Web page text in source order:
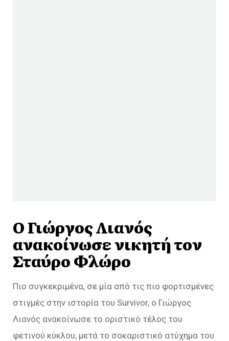
Ο Γιώργος Λιανός
ανακοίνωσε νικητή τον
Σταύρο Φλώρο
Πιο συγκεκριμένα, σε μία από τις πιο φορτισμένες
στιγμές στην ιστορία του Survivor, ο Γιώργος
Λιανός ανακοίνωσε το οριστικό τέλος του
φετινού κύκλου, μετά το σοκαριστικό ατύχημα του